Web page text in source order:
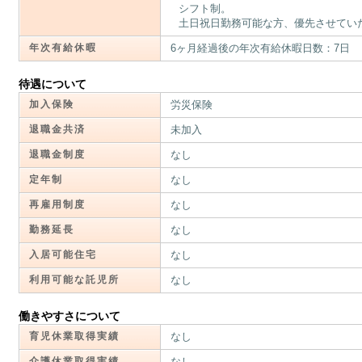
シフト制。
土日祝日勤務可能な方、優先させてい
年次有給休暇 6ヶ月経過後の年次有給休暇日数：7日
待遇について
加入保険 労災保険
退職金共済 未加入
退職金制度 なし
定年制 なし
再雇用制度 なし
勤務延長 なし
入居可能住宅 なし
利用可能な託児所 なし
働きやすさについて
育児休業取得実績 なし